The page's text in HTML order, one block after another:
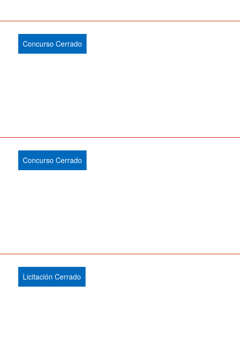
Concurso Cerrado
Concurso Cerrado
Licitación Cerrado